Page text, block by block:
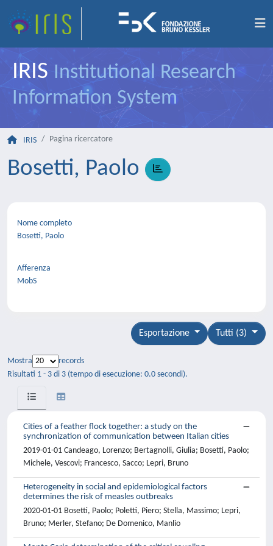
IRIS Institutional Research
Information System
IRIS Pagina ricercatore
Bosetti, Paolo
Nome completo
Bosetti, Paolo
Afferenza
MobS
Tutti (3)
Esportazione
Mostra
records
Risultati 1 - 3 di 3 (tempo di esecuzione: 0.0 secondi).
Cities of a feather flock together: a study on the
synchronization of communication between Italian cities
2019-01-01 Candeago, Lorenzo; Bertagnolli, Giulia; Bosetti, Paolo;
Michele, Vescovi; Francesco, Sacco; Lepri, Bruno
Heterogeneity in social and epidemiological factors
determines the risk of measles outbreaks
2020-01-01 Bosetti, Paolo; Poletti, Piero; Stella, Massimo; Lepri,
Bruno; Merler, Stefano; De Domenico, Manlio